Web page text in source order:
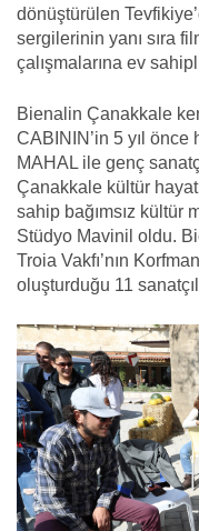
dönüştürülen
sergilerinin yanı sıra
çalışmalarına ev
Bienalin Çanakkale
CABININ’in 5 yıl önce
MAHAL ile genç
Çanakkale kültür
sahip bağımsız kültür
Stüdyo Mavinil oldu.
Troia Vakfı’nın
oluşturduğu 11